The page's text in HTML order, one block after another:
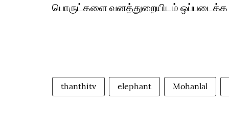
பொருட்களை வனத்துறையிடம் ஒப்படைக்க
thanthitv elephant Mohanlal